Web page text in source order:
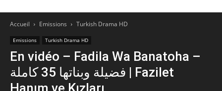
Accueil Emissions Turkish Drama HD
Emissions Turkish Drama HD
En vidéo – Fadila Wa Banatoha –
فضيلة وبناتها 35 كاملة | Fazilet
Hanım ve Kızları